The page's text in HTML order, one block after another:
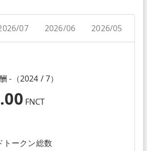
07 2026/06 2026/05
-（2024 / 7）
FNCT
トークン総数